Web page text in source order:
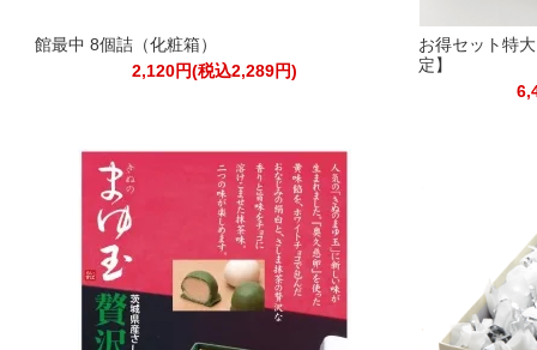
館最中 8個詰（化粧箱）
2,120円(税込2,289円)
お得セット特
定】